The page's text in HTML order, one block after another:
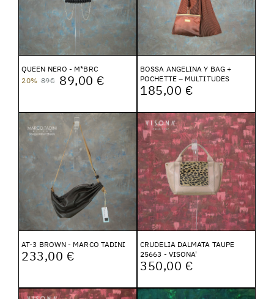
QUEEN NERO - M*BRC
20% 89€ 89,00 €
BOSSA ANGELINA Y BAG +
POCHETTE – MULTITUDES
185,00 €
AT-3 BROWN - MARCO TADINI
233,00 €
CRUDELIA DALMATA TAUPE
25663 - VISONA'
350,00 €